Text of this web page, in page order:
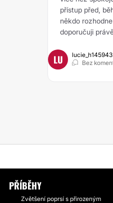
přístup před,
někdo
doporučuji
LU
lucie_h145943
Bez
PŘÍBĚHY
Zvětšení poprsí s přirozeným